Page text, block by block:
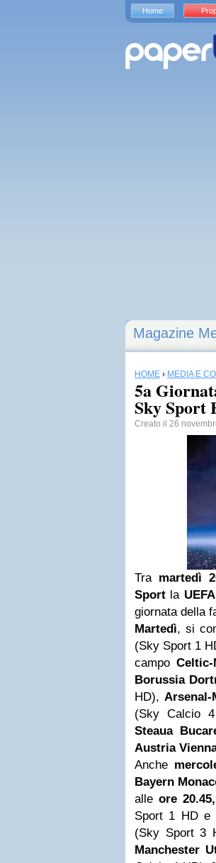
Magazine
HOME › MEDIA E
5a
Sky Sport
Creato il 26
Tra martedì
Sport la
giornata della
Martedì, si
(Sky Sport 1
campo Celtic-
Borussia
HD), Arsenal-
(Sky Calcio
Steaua
Austria
Anche
Bayern
alle ore 20.45,
Sport 1 HD e
(Sky Sport 3
Manchester
Home